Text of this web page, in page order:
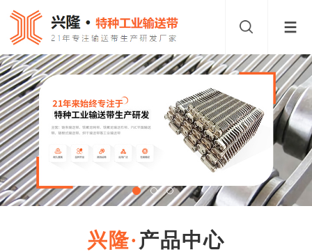
产品中心